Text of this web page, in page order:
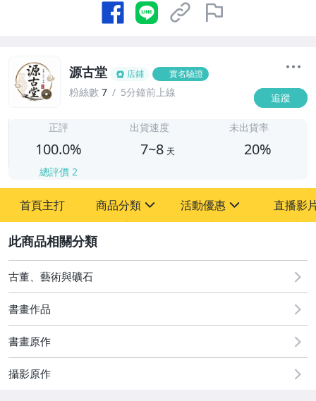
源古堂 店鋪 實名驗證
粉絲數 7 5分鐘前上線 追蹤
正評
100.0%
總評價 2
出貨速度
7~8 天
未出貨率
20%
首頁主打 商品分類
其它
活動優惠
[全店] 周年慶
[全店] 粉絲專享
直播影
古董、藝術與礦石
書畫作品
書畫原作
攝影原作